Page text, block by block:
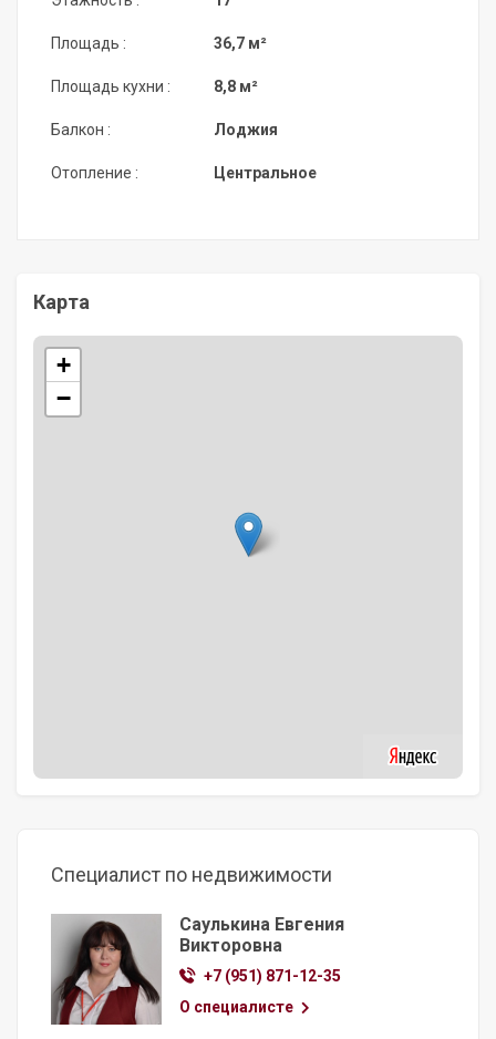
Площадь :
Площадь кухни :
Балкон :
Отопление :
36,7 м²
8,8 м²
Лоджия
Центральное
Карта
+
−
Специалист по недвижимости
Саулькина Евгения
Викторовна
+7 (951) 871-12-35
О специалисте